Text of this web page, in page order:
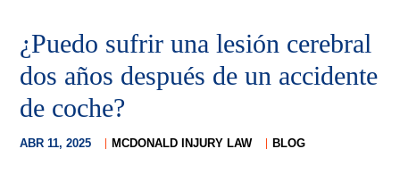
¿Puedo sufrir una lesión cerebral
dos años después de un accidente
de coche?
ABR 11, 2025 MCDONALD INJURY LAW BLOG